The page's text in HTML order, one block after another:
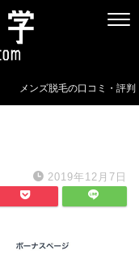
メンズ脱毛の口コミ・評判
2019年12月7日